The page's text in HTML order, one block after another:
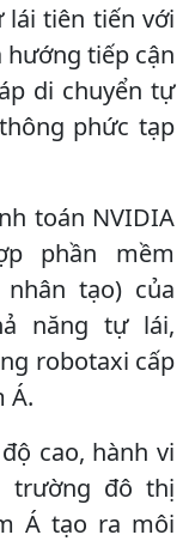
lái tiên tiến với
tiếp cận
di chuyển tự
phức tạp
toán NVIDIA
phần mềm
tạo) của
năng tự lái,
robotaxi cấp
Á.
cao, hành vi
trường đô thị
Á tạo ra môi